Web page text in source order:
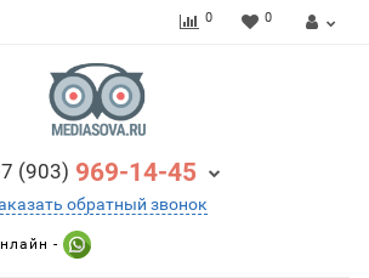
0 0
(903) 969-14-45
обратный звонок
-